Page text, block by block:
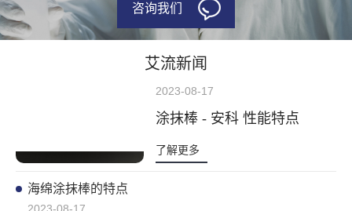
咨询我们
艾流新闻
2023-08-17
涂抹棒 - 安科 性能特点
了解更多
海绵涂抹棒的特点